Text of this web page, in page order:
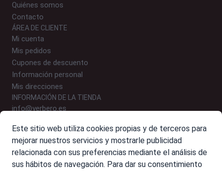
Quiénes somos
Contacto
ÁREA DE CLIENTE
Mi cuenta
Mis pedidos
Cupones de descuento
Información personal
Mis direcciones
INFORMACIÓN DE LA TIENDA
info@yerbero.es
Polígono Malpica, Calle E, Nº 9-10, 50016 Zaragoza
Este sitio web utiliza cookies propias y de terceros para
mejorar nuestros servicios y mostrarle publicidad
relacionada con sus preferencias mediante el análisis de
sus hábitos de navegación. Para dar su consentimiento